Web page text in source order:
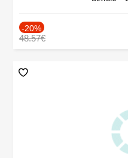
-20%
48.57€